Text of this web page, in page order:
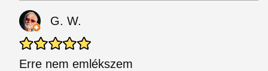
G. W.
Erre nem emlékszem